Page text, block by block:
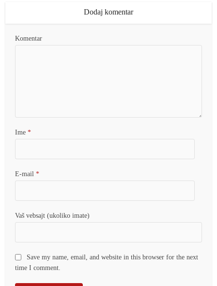
Dodaj komentar
Komentar
Ime*
E-mail*
Vaš vebsajt (ukoliko imate)
Save my name, email, and website in this browser for the next
time I comment.